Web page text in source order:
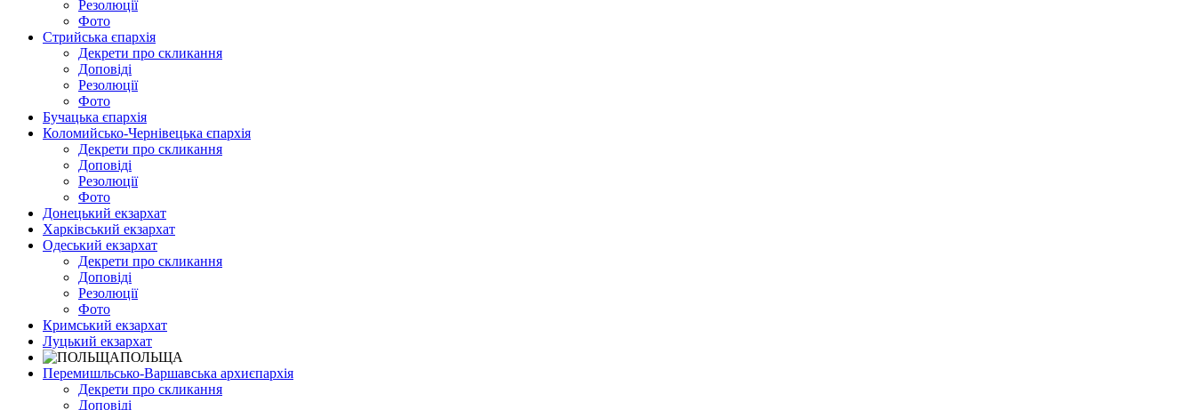
Резолюції
Фото
Стрийська єпархія
Декрети про скликання
Доповіді
Резолюції
Фото
Бучацька єпархія
Коломийсько-Чернівецька єпархія
Декрети про скликання
Доповіді
Резолюції
Фото
Донецький екзархат
Харківський екзархат
Одеський екзархат
Декрети про скликання
Доповіді
Резолюції
Фото
Кримський екзархат
Луцький екзархат
ПОЛЬЩА
Перемишльсько-Варшавська архиєпархія
Декрети про скликання
Доповіді